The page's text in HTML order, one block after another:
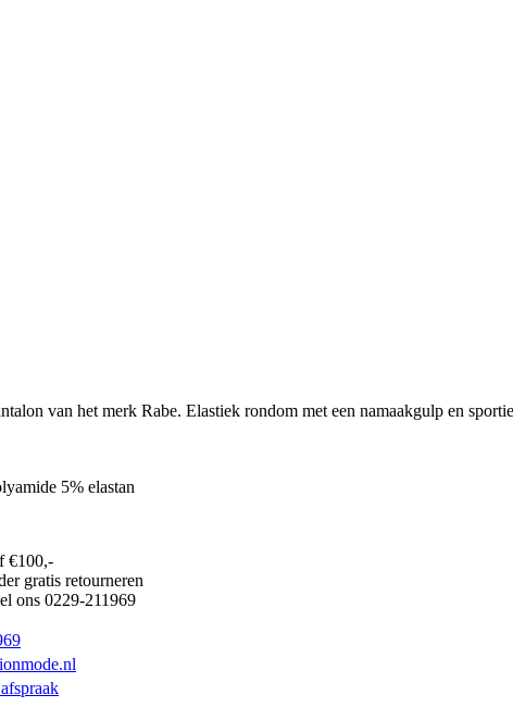
van het merk Rabe. Elastiek rondom met een namaakgulp en
5% elastan
€100,-
gratis retourneren
ons 0229-211969